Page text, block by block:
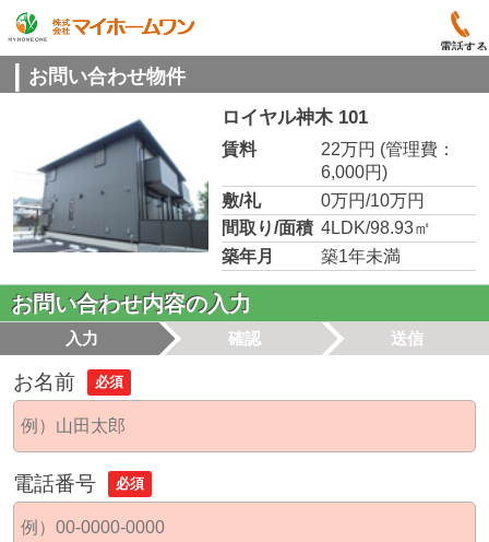
電話する
お問い合わせ物件
ロイヤル神木 101
賃料 22万円 (管理費：
6,000円)
敷/礼
0万円/10万円
間取り/面積 4LDK/98.93㎡
築年月
築1年未満
お問い合わせ内容の入力
入力 確認 送信
お名前 必須
電話番号 必須